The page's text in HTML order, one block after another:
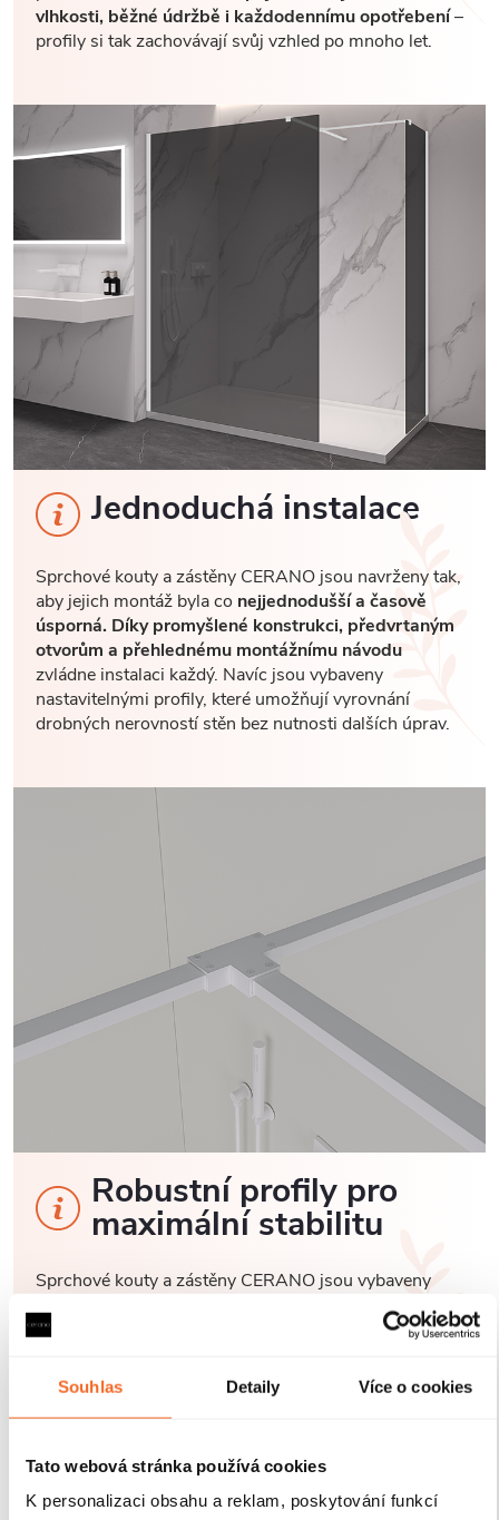
Souhlas Detaily Více o cookies
Tato webová stránka používá cookies
K personalizaci obsahu a reklam, poskytování funkcí
vlhkosti, běžné údržbě i každodennímu opotřebení–
profily si tak zachovávají svůj vzhled po mnoho let.
Jednoduchá instalace
Sprchové kouty a zástěny CERANO jsou navrženy tak,
aby jejich montáž byla co nejjednodušší a časově
úsporná. Díky promyšlené konstrukci, předvrtaným
otvorům a přehlednému montážnímu návodu
zvládne instalaci každý. Navíc jsou vybaveny
nastavitelnými profily, které umožňují vyrovnání
drobných nerovností stěn bez nutnosti dalších úprav.
Robustní profily pro
maximální stabilitu
Sprchové kouty a zástěny CERANO jsou vybaveny
odolnými hliníkovými profily o výšce 200 cm a
tloušťce 1,5 cm
pevné uchycení skla a
drobných nerovností stěnje instalace rychlá, přesná a
bez nutnosti dalších stavebních zásahů.
každodenním používání v náročném koupelnovém
prostředí..